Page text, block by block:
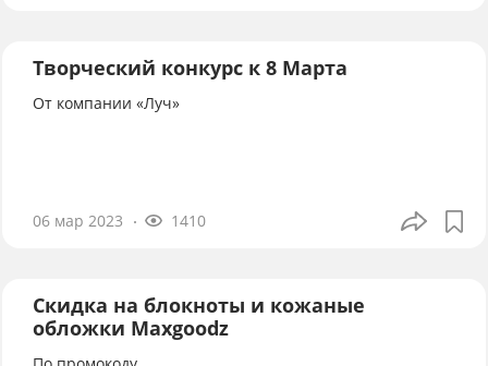
Творческий конкурс к 8 Марта
От компании «Луч»
06 мар 2023 1410
Скидка на блокноты и кожаные
обложки Maxgoodz